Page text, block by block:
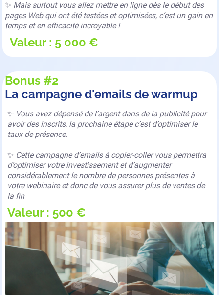
✨ Mais surtout vous allez mettre en ligne dès le début des
pages Web qui ont été testées et optimisées, c’est un gain en
temps et en efficacité incroyable !
Valeur : 5 000 €
Bonus #2
La campagne d'emails de warmup
✨ Vous avez dépensé de l’argent dans de la publicité pour
avoir des inscrits, la prochaine étape c’est d’optimiser le
taux de présence.
✨ Cette campagne d’emails à copier-coller vous permettra
d’optimiser votre investissement et d’augmenter
considérablement le nombre de personnes présentes à
votre webinaire et donc de vous assurer plus de ventes de
la fin
Valeur : 500 €